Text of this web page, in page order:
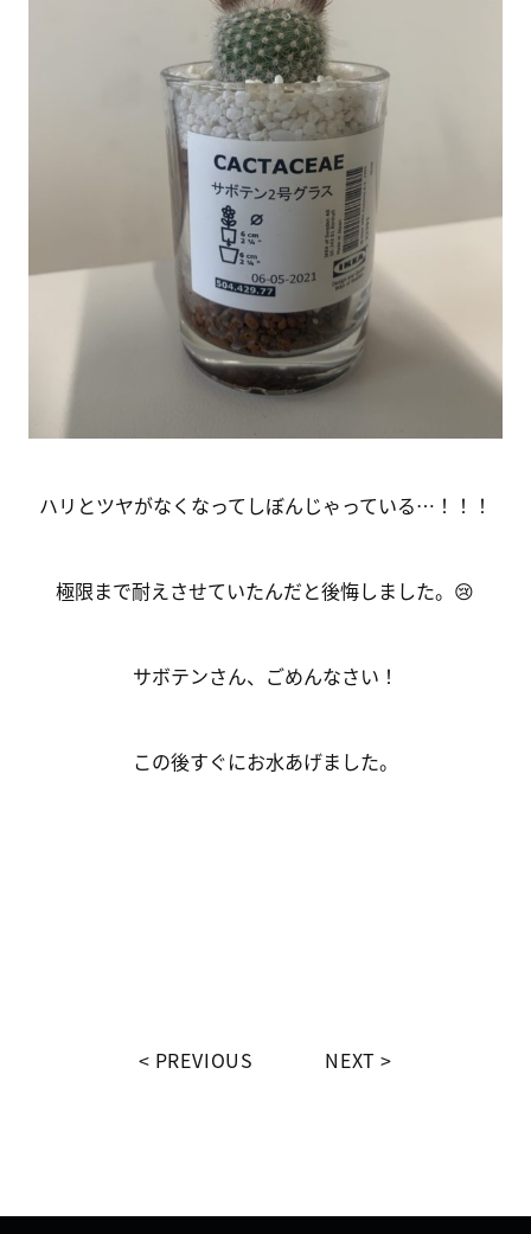
ハリとツヤがなくなってしぼんじゃっている…！！！
極限まで耐えさせていたんだと後悔しました。😢
サボテンさん、ごめんなさい！
この後すぐにお水あげました。
PREVIOUS NEXT